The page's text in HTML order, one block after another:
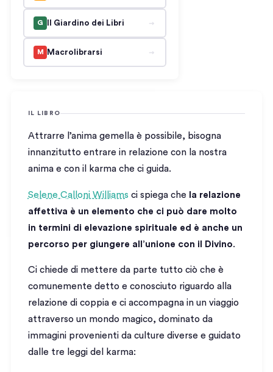
IL LIBRO
Attrarre l’anima gemella è possibile, bisogna
innanzitutto entrare in relazione con la nostra
anima e con il karma che ci guida.
Selene Calloni Williams ci spiega che
la relazione
affettiva è un elemento che ci può dare molto
in termini di elevazione spirituale ed è anche un
percorso per giungere all’unione con il Divino.
Ci chiede di mettere da parte tutto ciò che è
comunemente detto e conosciuto riguardo alla
relazione di coppia e ci accompagna in un viaggio
attraverso un mondo magico, dominato da
immagini provenienti da culture diverse e guidato
dalle tre leggi del karma:
G Il Giardino dei Libri
M Macrolibrarsi